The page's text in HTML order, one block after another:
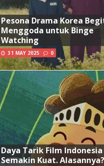
Pesona Drama Korea
Menggoda untuk Binge
Watching
31 MAY 2025 0
Daya Tarik Film Indonesia
Semakin Kuat. Alasannya?